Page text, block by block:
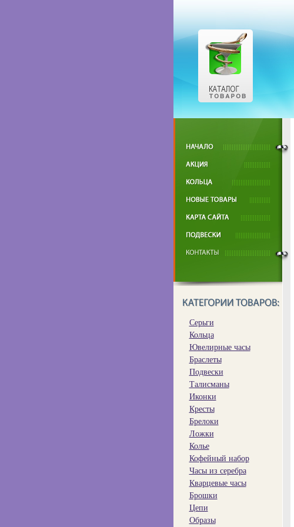
Серьги
Кольца
Ювелирные часы
Браслеты
Подвески
Талисманы
Иконки
Кресты
Брелоки
Ложки
Колье
Кофейный набор
Часы из серебра
Кварцевые часы
Брошки
Цепи
Образы